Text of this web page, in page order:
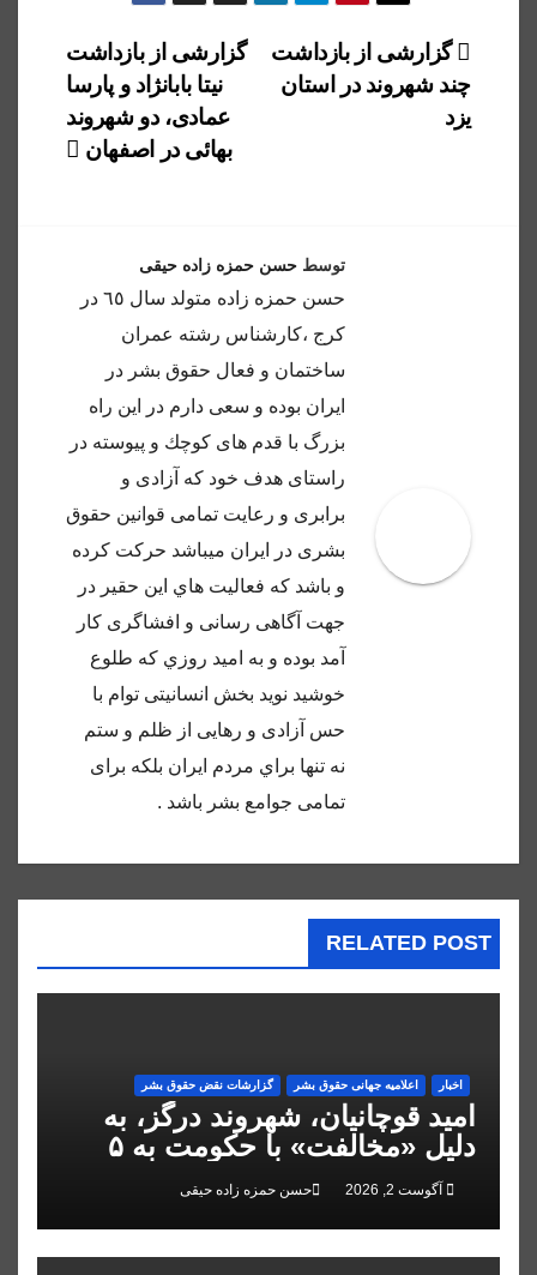
راهبری
نوشته
گزارشی از بازداشت
نیتا بابانژاد و پارسا
عمادی، دو شهروند
بهائی در اصفهان
گزارشی از بازداشت
چند شهروند در استان
یزد
توسط حسن حمزه زاده حیقی
حسن حمزه زاده متولد سال ٦٥ در
كرج ،كارشناس رشته عمران
ساختمان و فعال حقوق بشر در
ايران بوده و سعى دارم در اين راه
بزرگ با قدم هاى كوچك و پيوسته در
راستاى هدف خود كه آزادى و
برابرى و رعايت تمامى قوانين حقوق
بشرى در ايران ميباشد حركت كرده
و باشد كه فعاليت هاي اين حقير در
جهت آگاهى رسانى و افشاگرى كار
آمد بوده و به اميد روزي كه طلوع
خوشيد نويد بخش انسانيتى توام با
حس آزادى و رهايى از ظلم و ستم
نه تنها براي مردم ايران بلكه براى
تمامى جوامع بشر باشد .
RELATED POST
اخبار اعلاميه جهانی حقوق بشر گزارشات نقض حقوق بشر
امید قوچانیان، شهروند درگز، به
دلیل «مخالفت» با حکومت به ۵
سال زندان محکوم شد
آگوست 2, 2026 حسن حمزه زاده حیقی